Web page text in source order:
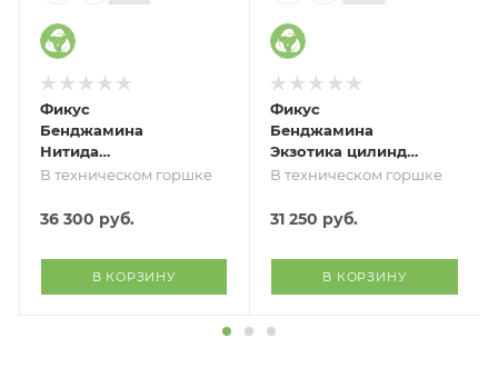
Фикус
Бенджамина
Нитида
переплетенный
В техническом горшке
36 300 руб.
В КОРЗИНУ
Фикус
Бенджамина
Экзотика цилиндр
30/130 см
В техническом горшке
31 250 руб.
В КОРЗИНУ